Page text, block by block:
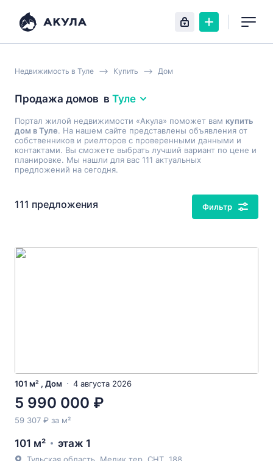
Недвижимость в Туле Купить Дом
Продажа домов в Туле
Портал жилой недвижимости «Акула» поможет вам купить
дом в Туле. На нашем сайте представлены объявления от
собственников и риелторов с проверенными данными и
контактами. Вы сможете выбрать лучший вариант по цене и
планировке. Мы нашли для вас 111 актуальных
предложений на сегодня.
111 предложения Фильтр
101 м² , Дом 4 августа 2026
5 990 000 ₽
59 307 ₽ за м²
101 м² этаж 1